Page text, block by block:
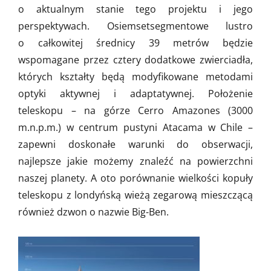
o aktualnym stanie tego projektu i jego
perspektywach. Osiemsetsegmentowe lustro
o całkowitej średnicy 39 metrów będzie
wspomagane przez cztery dodatkowe zwierciadła,
których kształty będą modyfikowane metodami
optyki aktywnej i adaptatywnej. Położenie
teleskopu – na górze Cerro Amazones (3000
m.n.p.m.) w centrum pustyni Atacama w Chile –
zapewni doskonałe warunki do obserwacji,
najlepsze jakie możemy znaleźć na powierzchni
naszej planety. A oto porównanie wielkości kopuły
teleskopu z londyńską wieżą zegarową mieszczącą
również dzwon o nazwie Big-Ben.